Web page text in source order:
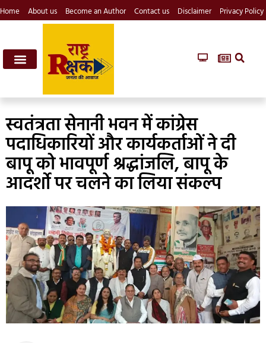
Home About us Become an Author Contact us Disclaimer Privacy Policy
स्वतंत्रता सेनानी भवन में कांग्रेस
पदाधिकारियों और कार्यकर्ताओं ने दी
बापू को भावपूर्ण श्रद्धांजलि, बापू के
आदर्शो पर चलने का लिया संकल्प